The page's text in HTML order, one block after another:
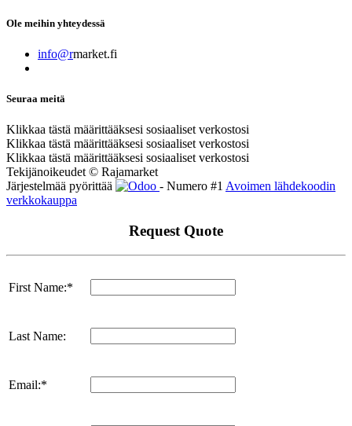
Ole meihin yhteydessä
info@rmarket.fi
Seuraa meitä
Klikkaa tästä määrittääksesi sosiaaliset verkostosi
Klikkaa tästä määrittääksesi sosiaaliset verkostosi
Klikkaa tästä määrittääksesi sosiaaliset verkostosi
Tekijänoikeudet © Rajamarket
Järjestelmää pyörittää
- Numero #1 Avoimen lähdekoodin
verkkokauppa
Request Quote
First Name:*
Last Name:
Email:*